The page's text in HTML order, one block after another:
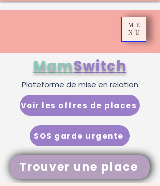
ME
NU
Trouver une place
MamSwitch
SOS garde urgente
Voir les offres de places
Plateforme de mise en relation